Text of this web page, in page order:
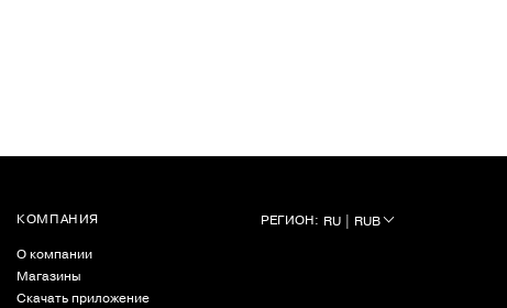
КОМПАНИЯ
О компании
Магазины
Скачать приложение
РЕГИОН: RU | RUB